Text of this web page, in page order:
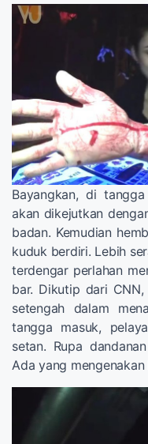
Bayangkan, di
akan dikejutkan
badan. Kemudian
kuduk berdiri. Lebih
terdengar perlahan
bar. Dikutip dari
setengah dalam
tangga masuk,
setan. Rupa
Ada yang